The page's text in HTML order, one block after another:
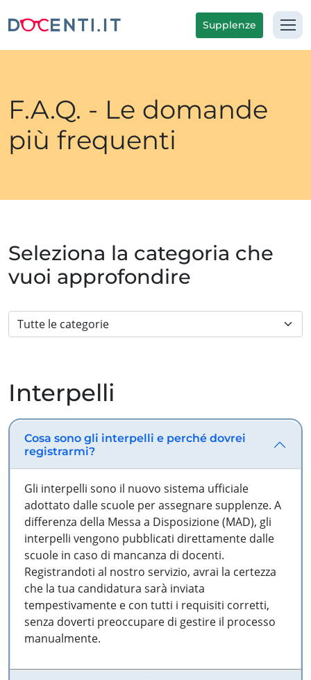
Supplenze
F.A.Q. - Le domande
più frequenti
Seleziona la categoria che
vuoi approfondire
Interpelli
Cosa sono gli interpelli e perché dovrei
registrarmi?
Gli interpelli sono il nuovo sistema ufficiale
adottato dalle scuole per assegnare supplenze. A
differenza della Messa a Disposizione (MAD), gli
interpelli vengono pubblicati direttamente dalle
scuole in caso di mancanza di docenti.
Registrandoti al nostro servizio, avrai la certezza
che la tua candidatura sarà inviata
tempestivamente e con tutti i requisiti corretti,
senza doverti preoccupare di gestire il processo
manualmente.